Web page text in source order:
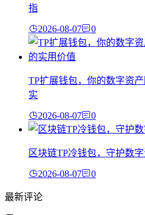
指
2026-08-07 0
TP扩展钱包，你的数字资
实
2026-08-07 0
区块链TP冷钱包，守护数
2026-08-07 0
最新评论